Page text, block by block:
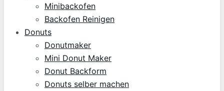
Minibackofen
Backofen Reinigen
Donuts
Donutmaker
Mini Donut Maker
Donut Backform
Donuts selber machen